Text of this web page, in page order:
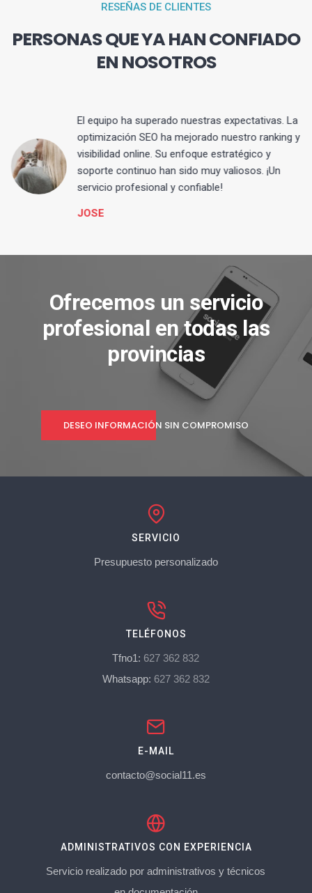
RESEÑAS DE CLIENTES
PERSONAS QUE YA HAN CONFIADO
EN NOSOTROS
El equipo ha superado nuestras expectativas. La
optimización SEO ha mejorado nuestro ranking y
visibilidad online. Su enfoque estratégico y
soporte continuo han sido muy valiosos. ¡Un
servicio profesional y confiable!
JOSE
Ofrecemos un servicio
profesional en todas las
provincias
DESEO INFORMACIÓN SIN COMPROMISO
SERVICIO
Presupuesto personalizado
TELÉFONOS
Tfno1: 627 362 832
Whatsapp: 627 362 832
E-MAIL
contacto@social11.es
ADMINISTRATIVOS CON EXPERIENCIA
Servicio realizado por administrativos y técnicos